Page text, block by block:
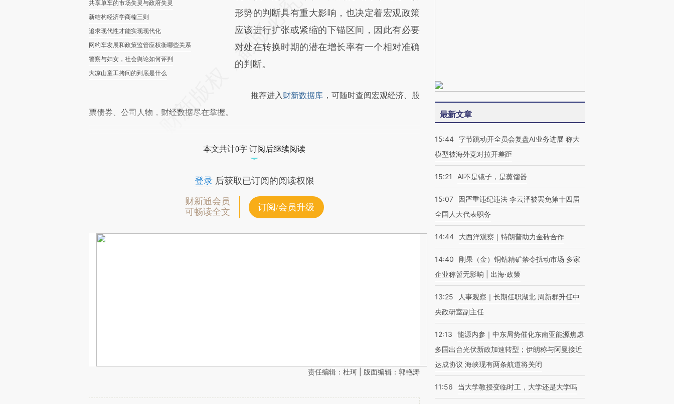
共享单车的市场失灵与政府失灵
新结构经济学商榷三则
追求现代性才能实现现代化
网约车发展和政策监管应权衡哪些关系
警察与妇女，社会舆论如何评判
大凉山童工拷问的到底是什么
形势的判断具有重大影响，也决定着宏观政策
应该进行扩张或紧缩的下锚区间，因此有必要
对处在转换时期的潜在增长率有一个相对准确
的判断。
推荐进入财新数据库 ，可随时查阅宏观经济、股
票债券、公司人物，财经数据尽在掌握。
本文共计0字 订阅后继续阅读
登录后获取已订阅的阅读权限
财新通会员
可畅读全文
订阅/会员升级
责任编辑：杜珂 | 版面编辑：郭艳涛
最新文章
15:44 字节跳动开全员会复盘AI业务进展 称大
模型被海外竞对拉开差距
15:21 AI不是镜子，是蒸馏器
15:07
因严重违纪违法 李云泽被罢免第十四届
全国人大代表职务
14:44 大西洋观察｜特朗普助力金砖合作
14:40
刚果（金）铜钴精矿禁令扰动市场 多家
企业称暂无影响 | 出海·政策
13:25
人事观察｜长期任职湖北 周新群升任中
央政研室副主任
12:13
能源内参｜中东局势催化东南亚能源焦虑
多国出台光伏新政加速转型；伊朗称与阿曼接近
达成协议 海峡现有两条航道将关闭
11:56 当大学教授变临时工，大学还是大学吗